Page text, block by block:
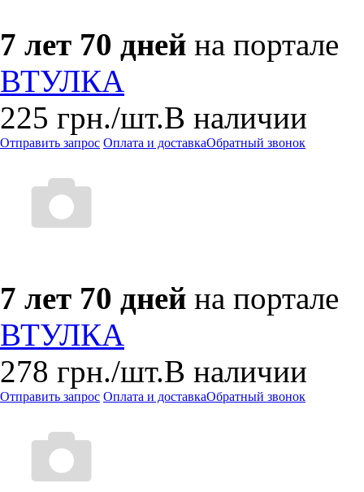
7 лет 70 дней на портале
ВТУЛКА
225 грн./шт.В наличии
Отправить запрос Оплата и доставкаОбратный звонок
7 лет 70 дней на портале
ВТУЛКА
278 грн./шт.В наличии
Отправить запрос Оплата и доставкаОбратный звонок